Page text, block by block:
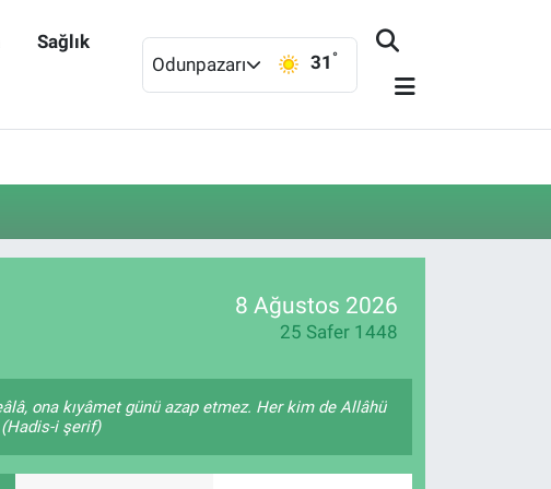
Sağlık
Odunpazarı 31 °
8 Ağustos 2026
25 Safer 1448
ona kıyâmet günü azap etmez. Her kim de Allâhü
(Hadis-i şerif)